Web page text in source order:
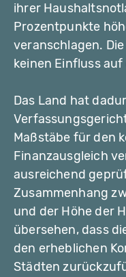
ihrer
Prozentpunkte
veranschlagen.
keinen Einfluss
Das Land hat
Maßstäbe für den
Finanzausgleich
ausreichend
Zusammenhang
und der Höhe der
übersehen, dass
den erheblichen
Städten